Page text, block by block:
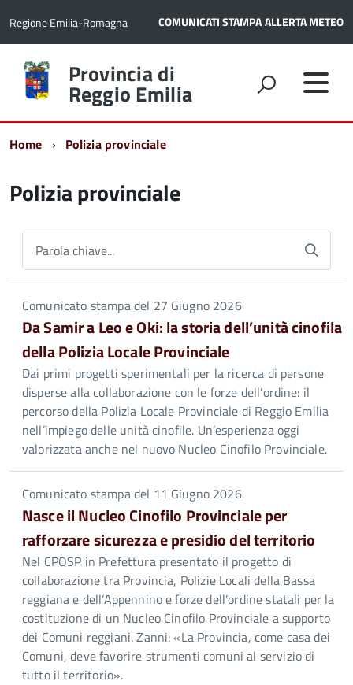
Regione Emilia-Romagna COMUNICATI STAMPAALLERTA METEO
Torna
alla
home
Provincia di
Reggio Emilia
Home Polizia provinciale
Polizia provinciale
Parola chiave...
Comunicato stampa del 27 Giugno 2026
Da Samir a Leo e Oki: la storia dell’unità cinofila
della Polizia Locale Provinciale
Dai primi progetti sperimentali per la ricerca di persone
disperse alla collaborazione con le forze dell’ordine: il
percorso della Polizia Locale Provinciale di Reggio Emilia
nell’impiego delle unità cinofile. Un’esperienza oggi
valorizzata anche nel nuovo Nucleo Cinofilo Provinciale.
Comunicato stampa del 11 Giugno 2026
Nasce il Nucleo Cinofilo Provinciale per
rafforzare sicurezza e presidio del territorio
Nel CPOSP in Prefettura presentato il progetto di
collaborazione tra Provincia, Polizie Locali della Bassa
reggiana e dell’Appennino e forze dell’ordine statali per la
costituzione di un Nucleo Cinofilo Provinciale a supporto
dei Comuni reggiani. Zanni: «La Provincia, come casa dei
Comuni, deve favorire strumenti comuni al servizio di
tutto il territorio».